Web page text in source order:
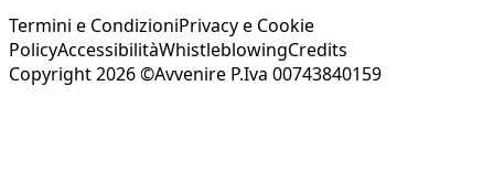
Termini e CondizioniPrivacy e Cookie
PolicyAccessibilitàWhistleblowingCredits
Copyright 2026 ©Avvenire P.Iva 00743840159